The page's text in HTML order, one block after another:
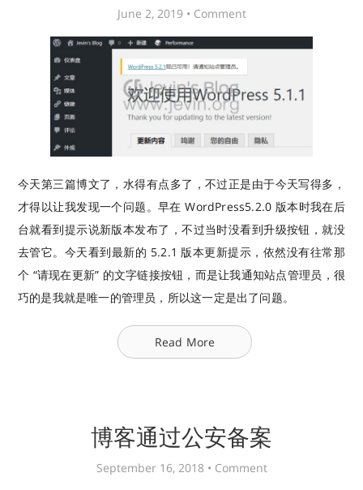
June 2, 2019 • Comment
今天第三篇博文了，水得有点多了，不过正是由于今天写得多，
才得以让我发现一个问题。早在 WordPress5.2.0 版本时我在后
台就看到提示说新版本发布了，不过当时没看到升级按钮，就没
去管它。今天看到最新的 5.2.1 版本更新提示，依然没有往常那
个 “请现在更新” 的文字链接按钮，而是让我通知站点管理员，很
巧的是我就是唯一的管理员，所以这一定是出了问题。
Read More
博客通过公安备案
September 16, 2018 • Comment